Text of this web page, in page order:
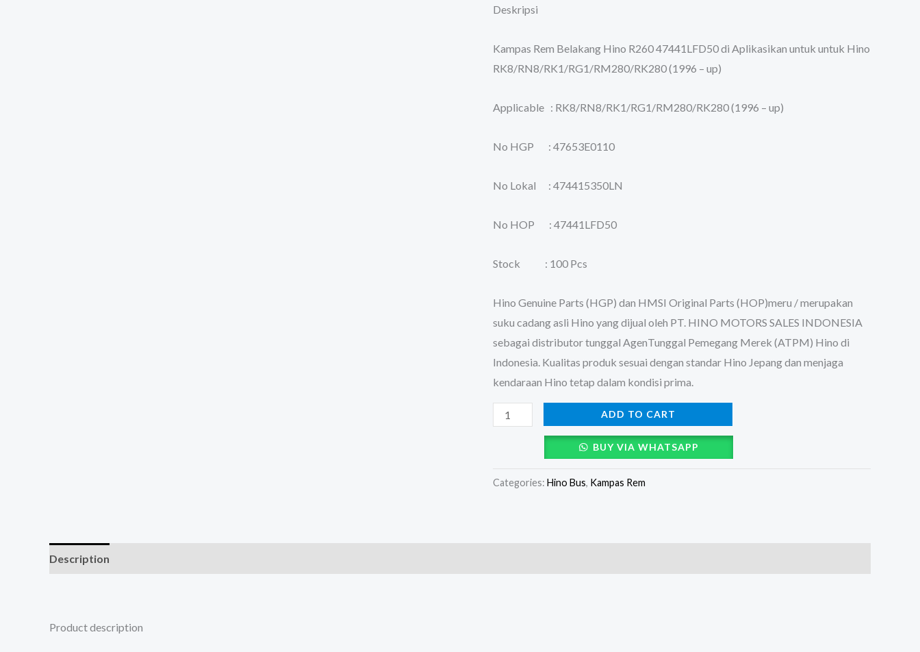
Deskripsi
Kampas Rem Belakang Hino R260 47441LFD50 di Aplikasikan untuk untuk Hino
RK8/RN8/RK1/RG1/RM280/RK280 (1996 – up)
Applicable : RK8/RN8/RK1/RG1/RM280/RK280 (1996 – up)
No HGP : 47653E0110
No Lokal : 474415350LN
No HOP : 47441LFD50
Stock : 100 Pcs
Hino Genuine Parts (HGP) dan HMSI Original Parts (HOP)meru / merupakan
suku cadang asli Hino yang dijual oleh PT. HINO MOTORS SALES INDONESIA
sebagai distributor tunggal AgenTunggal Pemegang Merek (ATPM) Hino di
Indonesia. Kualitas produk sesuai dengan standar Hino Jepang dan menjaga
kendaraan Hino tetap dalam kondisi prima.
ADD TO CART
BUY VIA WHATSAPP
Categories: Hino Bus, Kampas Rem
Description
Product description